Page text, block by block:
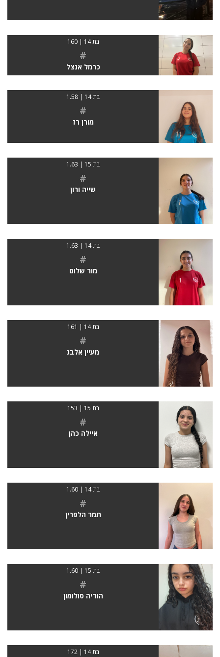
בת 14 | 160
#
כרמל אנצל
בת 14 | 1.58
#
מורן רז
בת 15 | 1.63
#
שייה ורון
בת 14 | 1.63
#
מור שלום
בת 14 | 161
#
מעיין אלבג
בת 15 | 153
#
איילה כהן
בת 14 | 1.60
#
תמר הלפרין
בת 15 | 1.60
#
הודיה סולומון
בת 14 | 172